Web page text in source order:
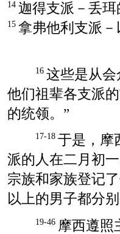
14 迦得支派－丢珥
15 拿弗他利支派－
16 这些是从
他们祖辈各支派
的统领。”
17-18 于是，摩
派的人在二月初
宗族和家族登记
以上的男子都分别
19-46 摩西遵照